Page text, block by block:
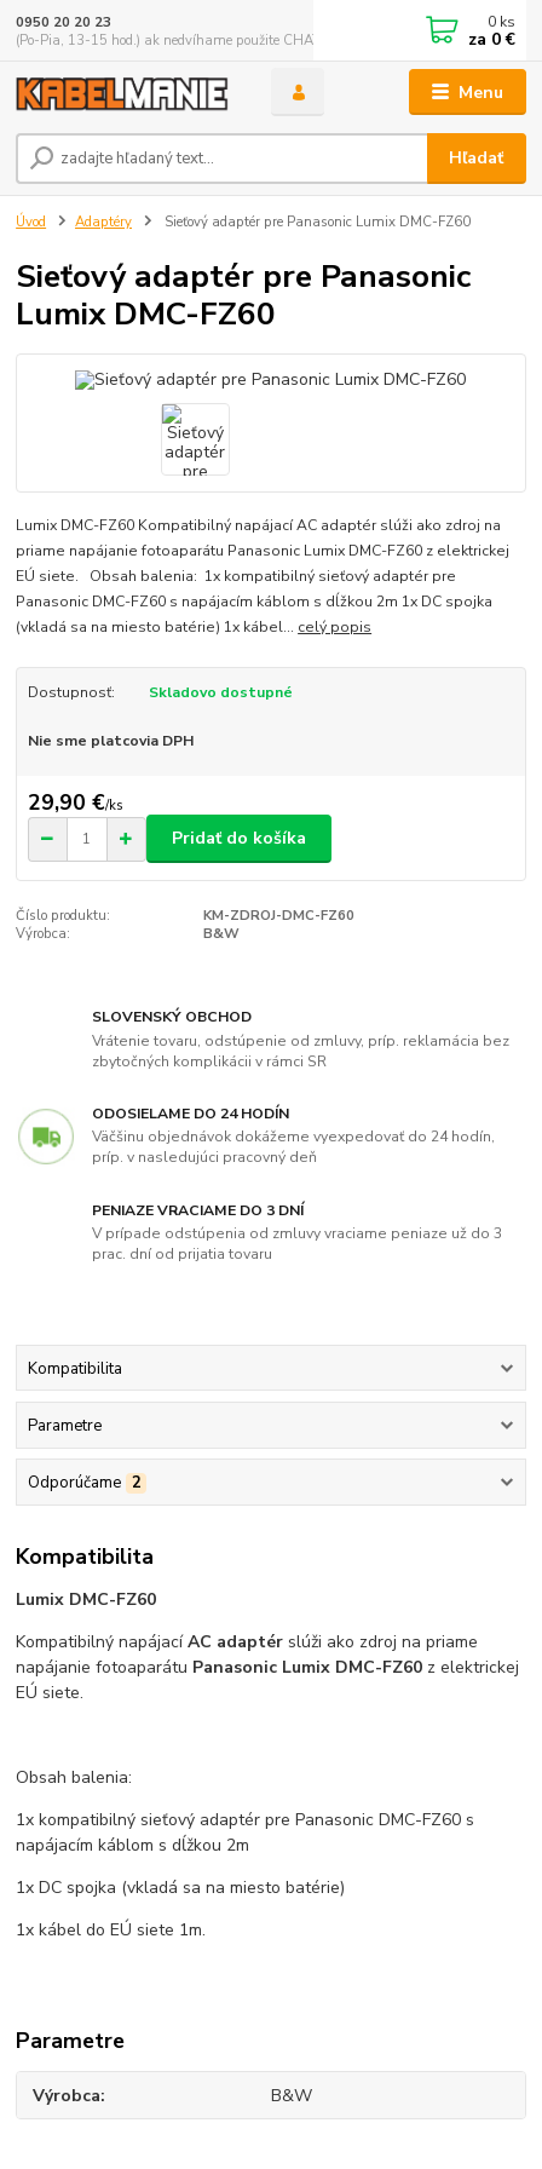
Menu
Hľadať
0950 20 20 23
(Po-Pia, 13-15 hod.) ak nedvíhame použite CHATBOX
0 ks
za 0 €
Úvod Adaptéry Sieťový adaptér pre Panasonic Lumix DMC-FZ60
Sieťový adaptér pre Panasonic
Lumix DMC-FZ60
Lumix DMC-FZ60 Kompatibilný napájací AC adaptér slúži ako zdroj na
priame napájanie fotoaparátu Panasonic Lumix DMC-FZ60 z elektrickej
EÚ siete. Obsah balenia: 1x kompatibilný sieťový adaptér pre
Panasonic DMC-FZ60 s napájacím káblom s dĺžkou 2m 1x DC spojka
(vkladá sa na miesto batérie) 1x kábel... celý popis
Dostupnosť: Skladovo dostupné
Nie sme platcovia DPH
29,90 €/ks
Pridať do košíka
Číslo produktu:
KM-ZDROJ-DMC-FZ60
Výrobca:
B&W
SLOVENSKÝ OBCHOD
Vrátenie tovaru, odstúpenie od zmluvy, príp. reklamácia bez
zbytočných komplikácii v rámci SR
ODOSIELAME DO 24 HODÍN
Väčšinu objednávok dokážeme vyexpedovať do 24 hodín,
príp. v nasledujúci pracovný deň
PENIAZE VRACIAME DO 3 DNÍ
V prípade odstúpenia od zmluvy vraciame peniaze už do 3
prac. dní od prijatia tovaru
Kompatibilita
Parametre
Odporúčame 2
Kompatibilita
Lumix DMC-FZ60
Kompatibilný napájacíAC adaptér slúži ako zdroj na priame
napájanie fotoaparátu Panasonic Lumix DMC-FZ60 z elektrickej
EÚ siete.
Obsah balenia:
1x kompatibilný sieťový adaptér pre Panasonic DMC-FZ60 s
napájacím káblom s dĺžkou 2m
1x DC spojka (vkladá sa na miesto batérie)
1x kábel do EÚ siete 1m.
Parametre
Výrobca B&W